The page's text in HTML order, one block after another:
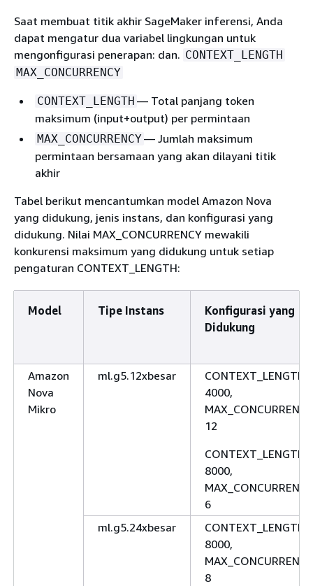
Saat membuat titik akhir SageMaker inferensi, Anda
dapat mengatur dua variabel lingkungan untuk
mengonfigurasi penerapan: dan. CONTEXT_LENGTH
MAX_CONCURRENCY
CONTEXT_LENGTH — Total panjang token
maksimum (input+output) per permintaan
MAX_CONCURRENCY— Jumlah maksimum
permintaan bersamaan yang akan dilayani titik
akhir
Tabel berikut mencantumkan model Amazon Nova
yang didukung, jenis instans, dan konfigurasi yang
didukung. Nilai MAX_CONCURRENCY mewakili
konkurensi maksimum yang didukung untuk setiap
pengaturan CONTEXT_LENGTH:
Model Tipe Instans
Konfigurasi yang
Didukung
Amazon
Nova
Mikro
ml.g5.12xbesar
CONTEXT_LENGTH:
4000,
12
CONTEXT_LENGTH:
8000,
6
ml.g5.24xbesar
CONTEXT_LENGTH:
8000,
8